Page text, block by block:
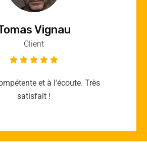
Quere
Client
pour votre expertise!